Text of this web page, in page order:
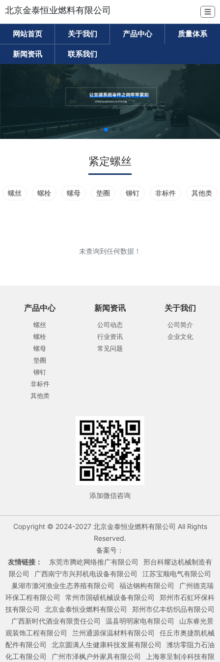
北京金泰恒业燃料有限公司 ☰
网站首页 关于我们 产品中心 质量体系
新闻资讯 联系我们
紧定螺丝
螺丝 螺栓 螺母 垫圈 铆钉 非标件 其他类
未查询到任何数据！
产品中心
螺丝
螺栓
螺母
垫圈
铆钉
非标件
其他类
新闻资讯
公司动态
行业资讯
常见问题
关于我们
公司简介
企业文化
添加微信咨询
Copyright © 2024-2027 北京金泰恒业燃料有限公司 All Rights
Reserved.
备案号：
友情链接：
东莞市腾屹网络推广有限公司
邢台科耀达机械制造有
限公司
广西南宁市兴邦机电设备有限公司
江苏宝顺电气有限公司
巢湖市滁河渔业生态养殖有限公司
福达钢构有限公司
广州德克瑞
环保工程有限公司
常州市国硕机械设备有限公司
郑州市石虹环保科
技有限公司
北京金泰恒业燃料有限公司
郑州市亿丰纺织品有限公司
广西新时代酒业有限责任公司
温县明明家电有限公司
山东睿光景
观装饰工程有限公司
兰州通源保温材料有限公司
任丘市奥捷凯机械
配件有限公司
北京圆满人生健康科技发展有限公司
潍坊零阻力石油
化工有限公司
广州市泽枫户外家具有限公司 上海寒呈制冷科技有限